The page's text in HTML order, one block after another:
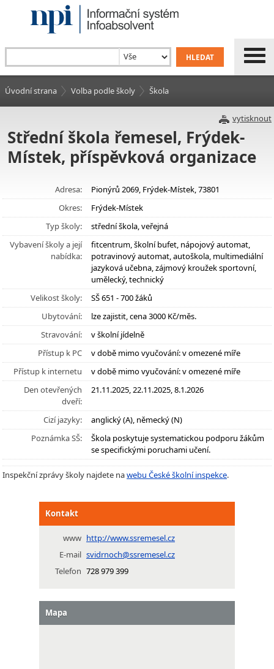
Úvodní strana Volba podle školy Škola
vytisknout
Střední škola řemesel, Frýdek-
Místek, příspěvková organizace
Adresa:
Pionýrů 2069, Frýdek-Místek, 73801
Okres:
Frýdek-Místek
Typ školy:
střední škola, veřejná
Vybavení školy a její
nabídka:
fitcentrum, školní bufet, nápojový automat,
potravinový automat, autoškola, multimediální
jazyková učebna, zájmový kroužek sportovní,
umělecký, technický
Velikost školy:
SŠ 651 - 700 žáků
Ubytování:
lze zajistit, cena 3000 Kč/měs.
Stravování:
v školní jídelně
Přístup k PC
v době mimo vyučování: v omezené míře
Přístup k internetu
v době mimo vyučování: v omezené míře
Den otevřených
dveří:
21.11.2025, 22.11.2025, 8.1.2026
Cizí jazyky:
anglický (A), německý (N)
Poznámka SŠ:
Škola poskytuje systematickou podporu žákům
se specifickými poruchami učení.
Inspekční zprávy školy najdete nawebu České školní inspekce.
Kontakt
www http://www.ssremesel.cz
E-mail svidrnoch@ssremesel.cz
Telefon 728 979 399
Mapa